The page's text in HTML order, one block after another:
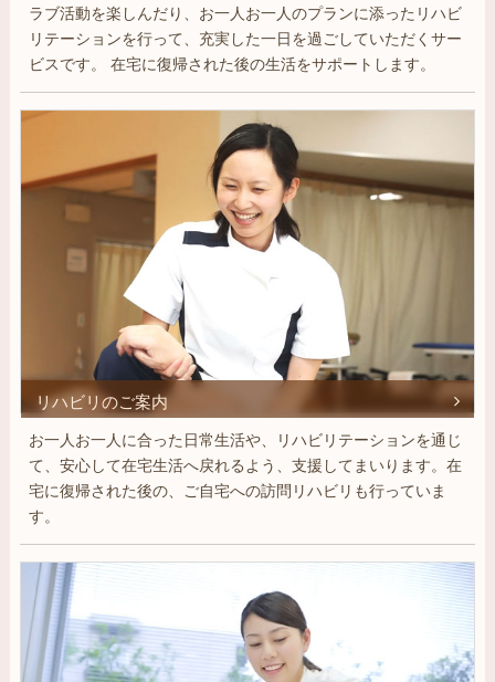
ラブ活動を楽しんだり、お一人お一人のプランに添ったリハビ
リテーションを行って、充実した一日を過ごしていただくサー
ビスです。 在宅に復帰された後の生活をサポートします。
リハビリのご案内
お一人お一人に合った日常生活や、リハビリテーションを通じ
て、安心して在宅生活へ戻れるよう、支援してまいります。在
宅に復帰された後の、ご自宅への訪問リハビリも行っていま
す。